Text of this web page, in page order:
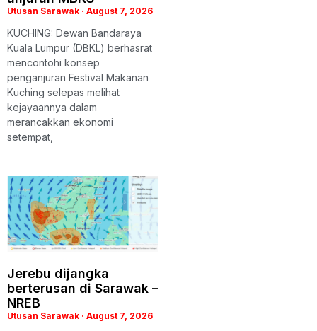
Utusan Sarawak August 7, 2026
KUCHING: Dewan Bandaraya
Kuala Lumpur (DBKL) berhasrat
mencontohi konsep
penganjuran Festival Makanan
Kuching selepas melihat
kejayaannya dalam
merancakkan ekonomi
setempat,
Jerebu dijangka
berterusan di Sarawak –
NREB
Utusan Sarawak August 7, 2026